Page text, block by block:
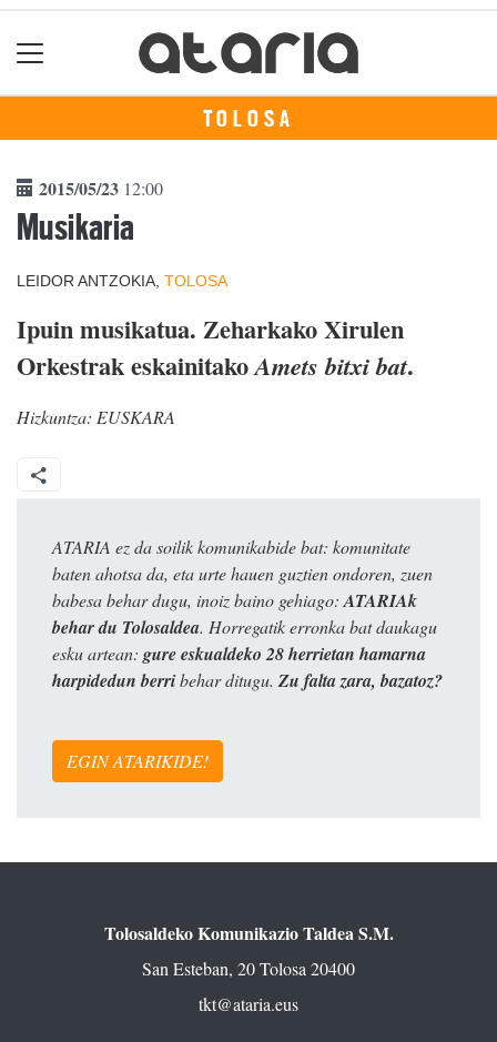
TOLOSA
2015/05/23 12:00
Musikaria
LEIDOR ANTZOKIA, TOLOSA
Ipuin musikatua. Zeharkako Xirulen
Orkestrak eskainitakoAmets bitxi bat.
Hizkuntza: EUSKARA
ATARIA ez da soilik komunikabide bat: komunitate
baten ahotsa da, eta urte hauen guztien ondoren, zuen
babesa behar dugu, inoiz baino gehiago: ATARIAk
behar du Tolosaldea. Horregatik erronka bat daukagu
esku artean: gure eskualdeko 28 herrietan hamarna
harpidedun berribehar ditugu. Zu falta zara, bazatoz?
EGIN ATARIKIDE!
Tolosaldeko Komunikazio Taldea S.M.
San Esteban, 20 Tolosa 20400
tkt@ataria.eus